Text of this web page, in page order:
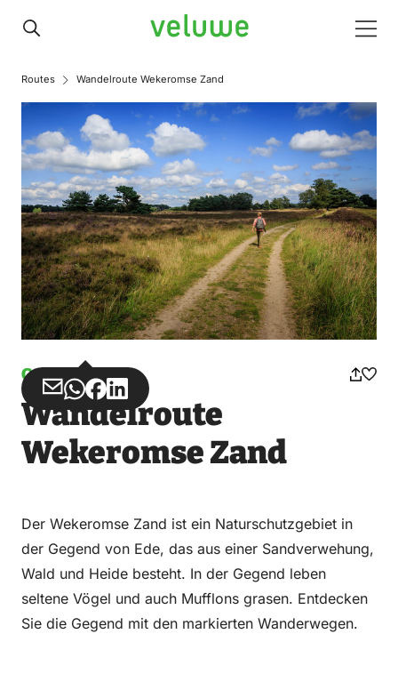
Veluwe
Routes Wandelroute Wekeromse Zand
Gehen
Teilen
über
Email
Teilen
über
WhatsApp
Teilen
auf
Teilen
auf
Wandelroute
Wekeromse Zand
Der Wekeromse Zand ist ein Naturschutzgebiet in
der Gegend von Ede, das aus einer Sandverwehung,
Wald und Heide besteht. In der Gegend leben
seltene Vögel und auch Mufflons grasen. Entdecken
Sie die Gegend mit den markierten Wanderwegen.